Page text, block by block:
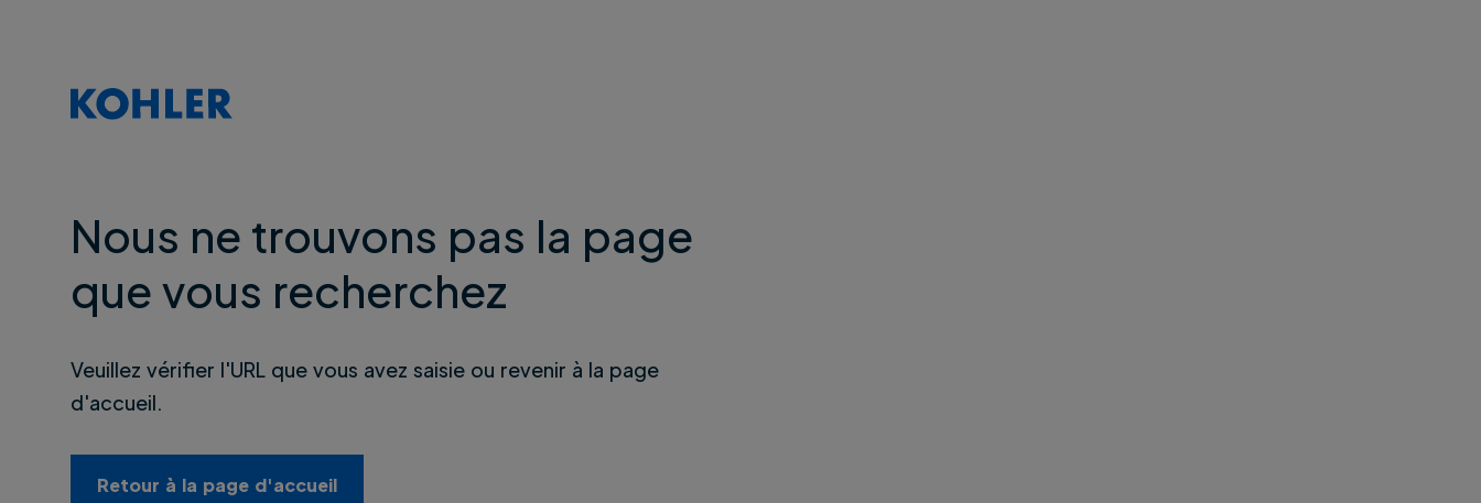
Nous ne trouvons pas la page
que vous recherchez
Veuillez vérifier l'URL que vous avez saisie ou revenir à la page
d'accueil.
Retour à la page d'accueil